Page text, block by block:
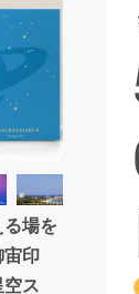
ガジェット
活性化
Good
場を
印
ス